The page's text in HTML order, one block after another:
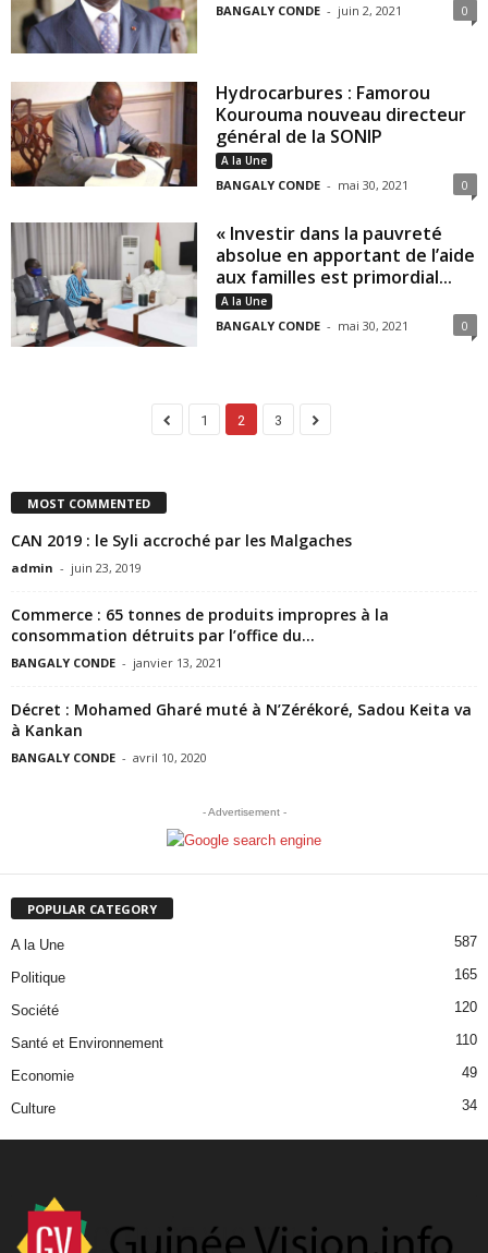
BANGALY CONDE - juin 2, 2021 0
Hydrocarbures : Famorou
Kourouma nouveau directeur
général de la SONIP
A la Une
BANGALY CONDE - mai 30, 2021 0
« Investir dans la pauvreté
absolue en apportant de l’aide
aux familles est primordial...
A la Une
BANGALY CONDE - mai 30, 2021 0
1 2 3
MOST COMMENTED
CAN 2019 : le Syli accroché par les Malgaches
admin - juin 23, 2019
Commerce : 65 tonnes de produits impropres à la
consommation détruits par l’office du...
BANGALY CONDE - janvier 13, 2021
Décret : Mohamed Gharé muté à N’Zérékoré, Sadou Keita va
à Kankan
BANGALY CONDE - avril 10, 2020
- Advertisement -
POPULAR CATEGORY
A la Une 587
Politique 165
Société 120
Santé et Environnement 110
Economie 49
Culture 34